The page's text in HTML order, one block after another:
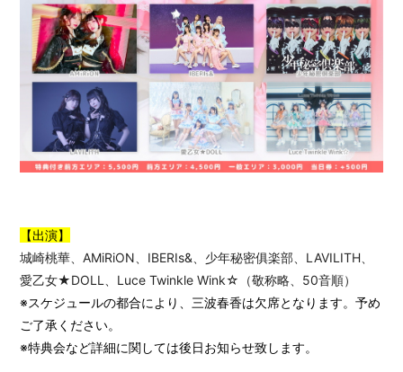
【出演】
城崎桃華 、AMiRiON 、IBERIs&、 少年秘密俱楽部 LAVILITH
愛乙女★DOLL
Luce Twinkle Wink☆
（敬称略、50音順）
※スケジュールの都合により、三波春香は欠席となります。予め
ご了承ください。
※特典会など詳細に関しては後日お知らせ致します。